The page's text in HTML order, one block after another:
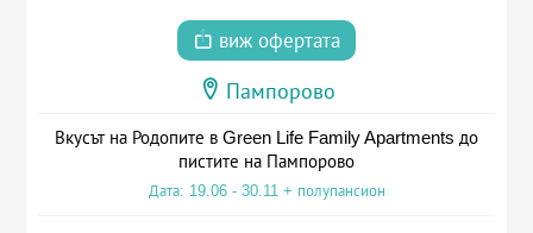
виж офертата
Пампорово
Вкусът на Родопите в Green Life Family Apartments до
пистите на Пампорово
Дата: 19.06 - 30.11 + полупансион